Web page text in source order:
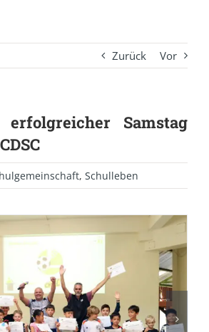
Zurück Vor
Samstag
, Schulleben